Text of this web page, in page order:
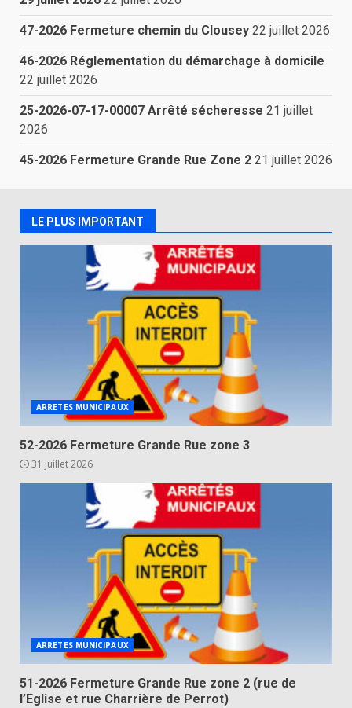
47-2026 Fermeture chemin du Clousey 22 juillet 2026
46-2026 Réglementation du démarchage à domicile
22 juillet 2026
25-2026-07-17-00007 Arrêté sécheresse 21 juillet
2026
45-2026 Fermeture Grande Rue Zone 2 21 juillet 2026
LE PLUS IMPORTANT
ARRETES MUNICIPAUX
52-2026 Fermeture Grande Rue zone 3
31 juillet 2026
ARRETES MUNICIPAUX
51-2026 Fermeture Grande Rue zone 2 (rue de
l’Eglise et rue Charrière de Perrot)